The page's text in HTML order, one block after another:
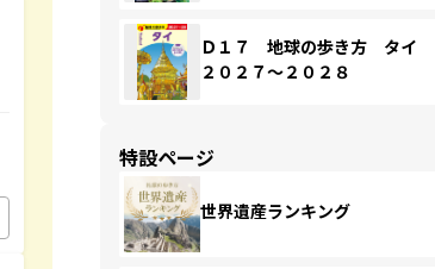
Ｄ１７ 地球の歩き方 タイ
２０２７～２０２８
特設ページ
世界遺産ランキング